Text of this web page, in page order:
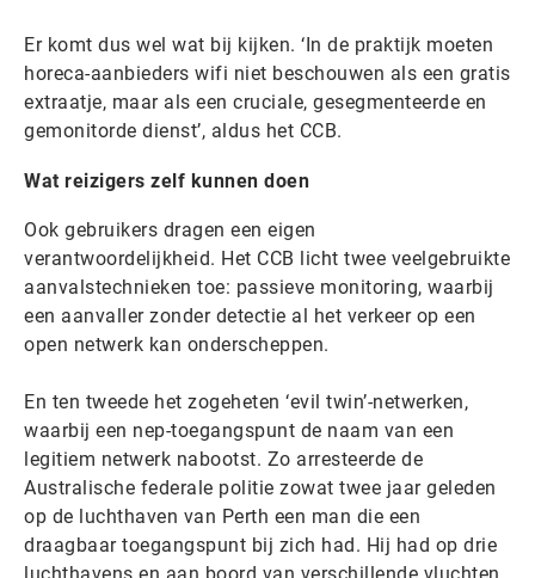
Er komt dus wel wat bij kijken. ‘In de praktijk moeten
horeca-aanbieders wifi niet beschouwen als een gratis
extraatje, maar als een cruciale, gesegmenteerde en
gemonitorde dienst’, aldus het CCB.
Wat reizigers zelf kunnen doen
Ook gebruikers dragen een eigen
verantwoordelijkheid. Het CCB licht twee veelgebruikte
aanvalstechnieken toe: passieve monitoring, waarbij
een aanvaller zonder detectie al het verkeer op een
open netwerk kan onderscheppen.
En ten tweede het zogeheten ‘evil twin’-netwerken,
waarbij een nep-toegangspunt de naam van een
legitiem netwerk nabootst. Zo arresteerde de
Australische federale politie zowat twee jaar geleden
op de luchthaven van Perth een man die een
draagbaar toegangspunt bij zich had. Hij had op drie